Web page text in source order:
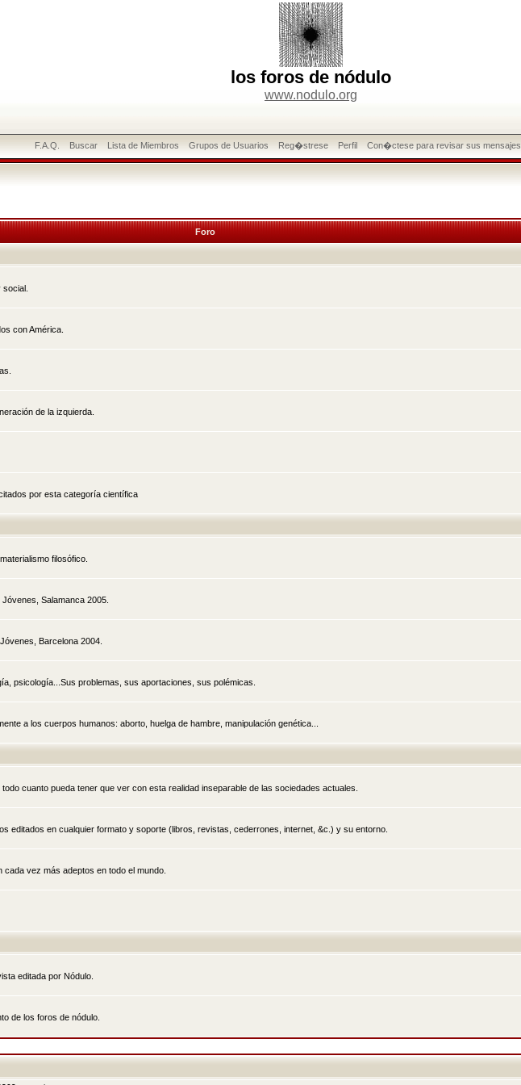
los foros de nódulo
www.nodulo.org
F.A.Q. Buscar Lista de Miembros Grupos de Usuarios Reg�strese Perfil Con�ctese para revisar sus mensajes
Foro
con América.
de la izquierda.
por esta categoría científica
filosófico.
Salamanca 2005.
Barcelona 2004.
psicología...Sus problemas, sus aportaciones, sus polémicas.
a los cuerpos humanos: aborto, huelga de hambre, manipulación genética...
cuanto pueda tener que ver con esta realidad inseparable de las sociedades actuales.
editados en cualquier formato y soporte (libros, revistas, cederrones, internet, &c.) y su entorno.
vez más adeptos en todo el mundo.
editada por Nódulo.
de los foros de nódulo.